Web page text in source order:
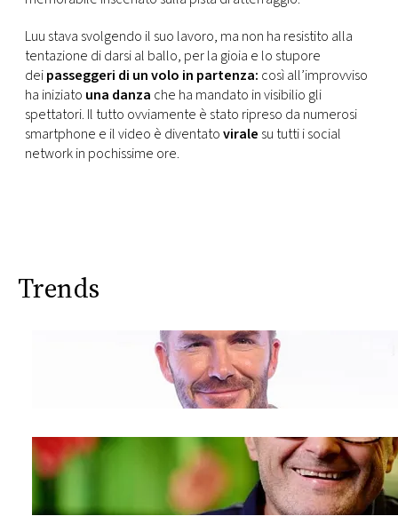
TV
PRINCIPATO
DI
MONACO
Luu stava svolgendo il suo lavoro, ma non ha resistito alla
tentazione di darsi al ballo, per la gioia e lo stupore
deipasseggeri di un volo in partenza: così all’improvviso
ha iniziato una danza che ha mandato in visibilio gli
spettatori. Il tutto ovviamente è stato ripreso da numerosi
smartphone e il video è diventatovirale su tutti i social
network in pochissime ore.
Trends